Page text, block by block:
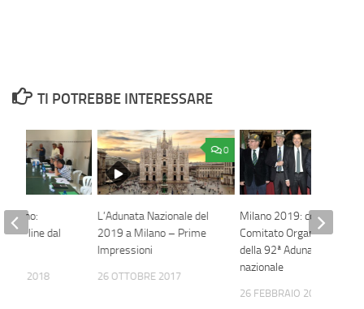
TI POTREBBE INTERESSARE
0
L’Adunata Nazionale del
2019 a Milano – Prime
Impressioni
26 OTTOBRE 2017
Milano 2019: costituito il
Comitato Organizzatore
della 92ª Adunata
nazionale
26 FEBBRAIO 2018
Milano:
on line dal
2018